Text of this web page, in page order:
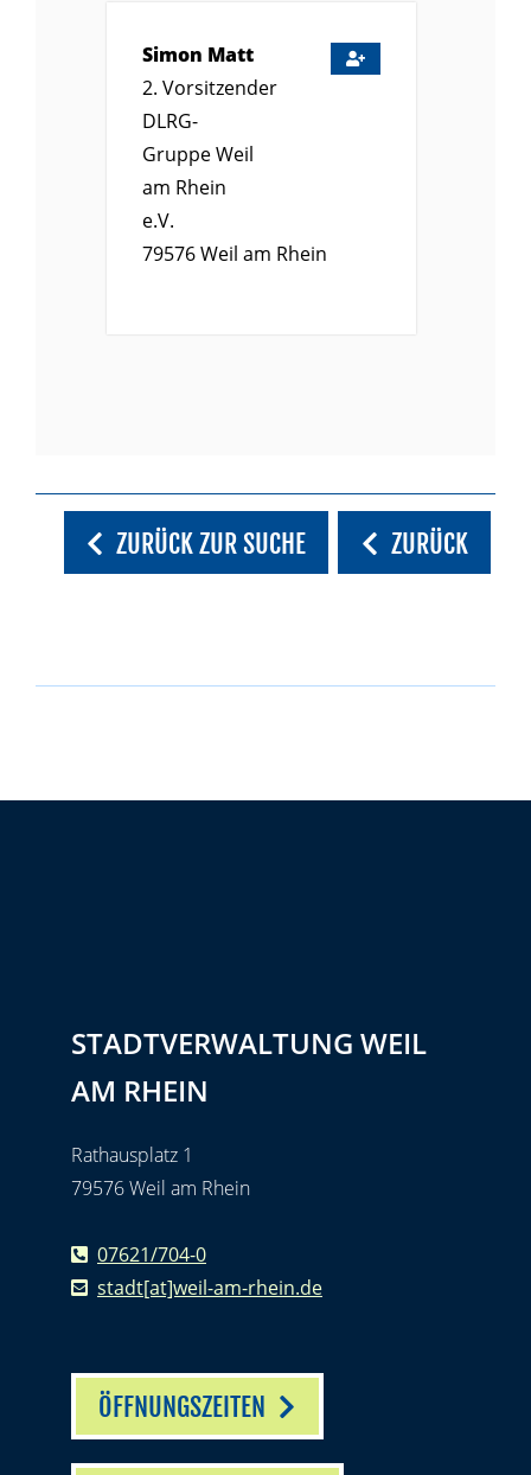
2. Vorsitzender
Simon Matt
DLRG-
Gruppe Weil
am Rhein
e.V.
79576Weil am Rhein
ZURÜCK ZUR SUCHE ZURÜCK
STADTVERWALTUNG WEIL
AM RHEIN
Rathausplatz 1
79576 Weil am Rhein
07621/704-0
stadt[at]weil-am-rhein.de
ÖFFNUNGSZEITEN